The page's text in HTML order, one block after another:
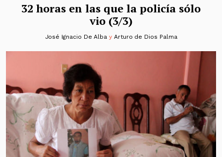
32 horas en las que la policía sólo
vio (3/3)
José Ignacio De Alba y Arturo de Dios Palma